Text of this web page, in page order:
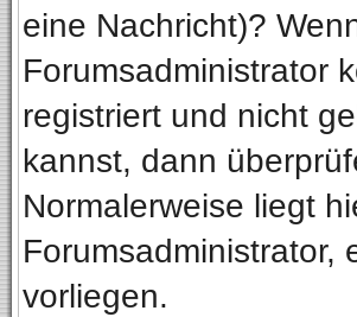
eine Nachricht)?
Forumsadministrator
registriert und nicht
kannst, dann
Normalerweise liegt
Forumsadministrator,
vorliegen.